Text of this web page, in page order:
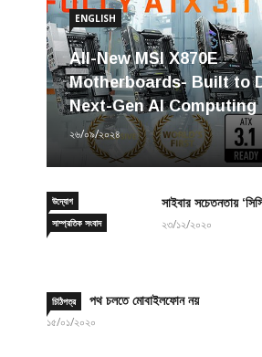
ENGLISH
All-New MSI X870E
Motherboards- Built to
Next-Gen AI Computing
২৬/০৯/২০২৪
উদ্যোগ
সাম্প্রতিক সংবাদ
সাইবার সচেতনতায়
২৩/১২/২০২০
চিঠিপত্র পথ চলতে মোবাইলফোন নয়
১৫/০১/২০২০